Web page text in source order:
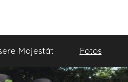
Majestät Fotos